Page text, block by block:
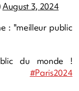
August 3, 2024
: "meilleur public
du monde !
#Paris2024